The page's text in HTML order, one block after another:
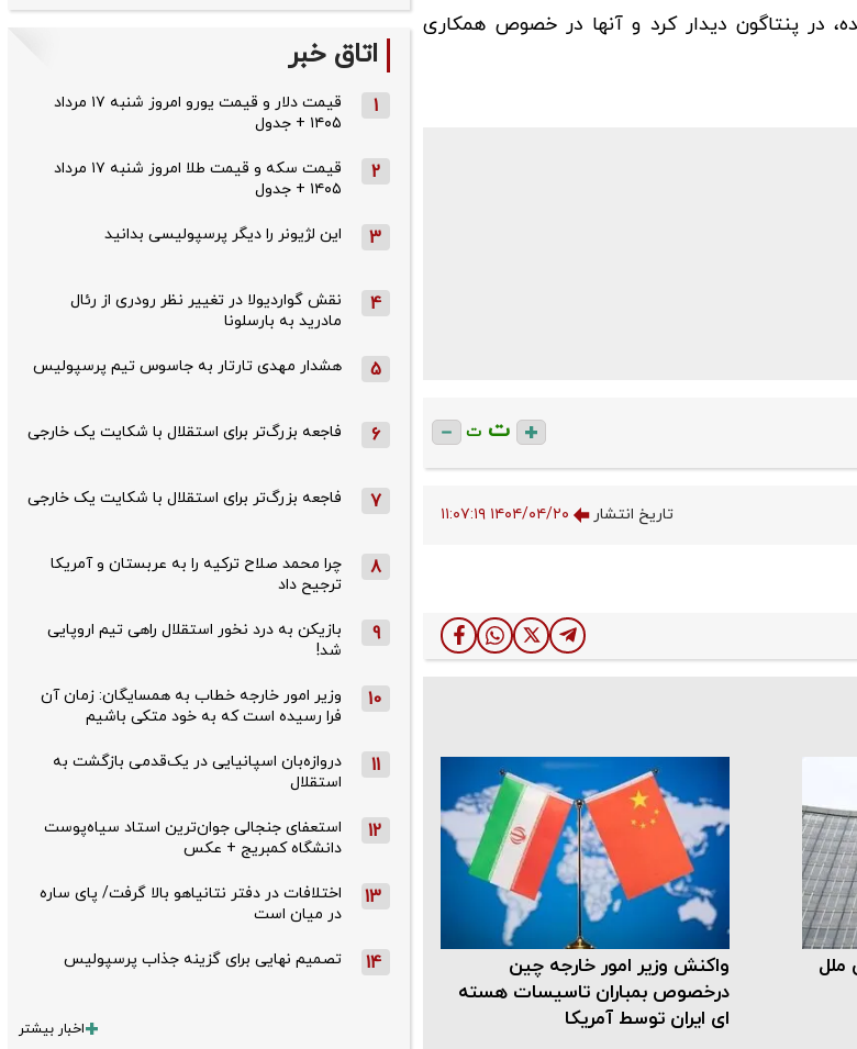
در پنتاگون دیدار کرد و آنها در خصوص همکاری
ت ت
تاریخ انتشار ۱۴۰۴/۰۴/۲۰ ۱۱:۰۷:۱۹
ملل
واکنش وزیر امور خارجه چین
درخصوص بمباران تاسیسات هسته
ای ایران توسط آمریکا‌
اتاق خبر
1
قیمت دلار و قیمت یورو امروز شنبه ۱۷ مرداد
۱۴۰۵ + جدول
2
قیمت سکه و قیمت طلا امروز شنبه ۱۷ مرداد
۱۴۰۵ + جدول
3 این لژیونر را دیگر پرسپولیسی بدانید
4
نقش گواردیولا در تغییر نظر رودری از رئال
مادرید به بارسلونا
5 هشدار مهدی تارتار به جاسوس تیم پرسپولیس
6 فاجعه بزرگ‌تر برای استقلال با شکایت یک خارجی
7 فاجعه بزرگ‌تر برای استقلال با شکایت یک خارجی
8
چرا محمد صلاح ترکیه را به عربستان و آمریکا
ترجیح داد
9
بازیکن به درد نخور استقلال راهی تیم اروپایی
شد!
10
وزیر امور خارجه خطاب به همسایگان: زمان آن
فرا رسیده است که به خود متکی باشیم
11
دروازه‌بان اسپانیایی در یک‌قدمی بازگشت به
استقلال
12
استعفای جنجالی جوان‌ترین استاد سیاه‌پوست
دانشگاه کمبریج + عکس
13
اختلافات در دفتر نتانیاهو بالا گرفت/ پای ساره
در میان است
14 تصمیم نهایی برای گزینه جذاب پرسپولیس
اخبار بیشتر